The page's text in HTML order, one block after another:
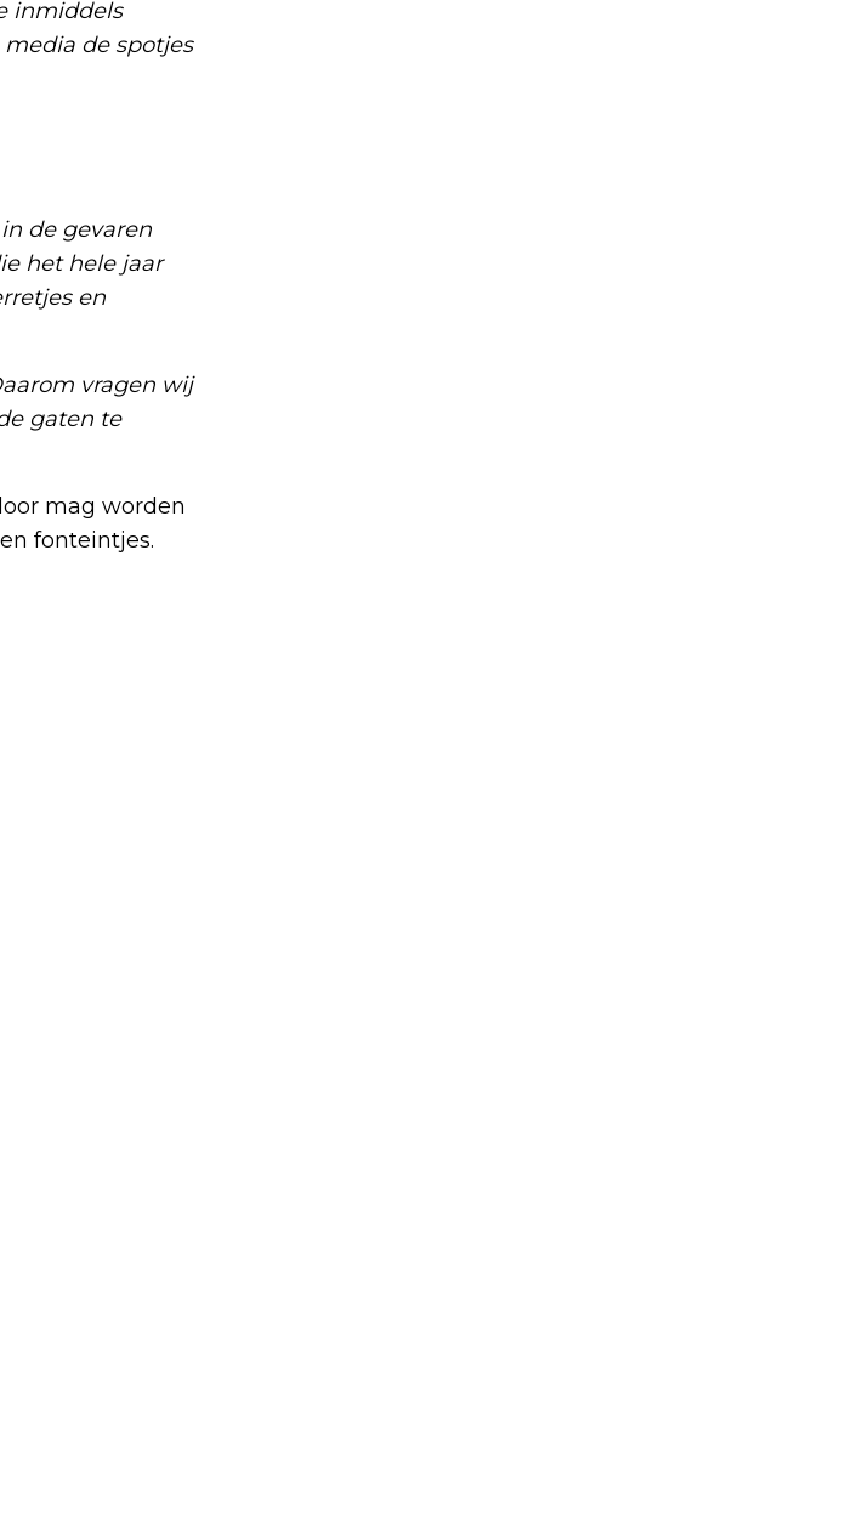
inmiddels
de spotjes
de gevaren
het hele jaar
en
vragen wij
gaten te
mag worden
fonteintjes.